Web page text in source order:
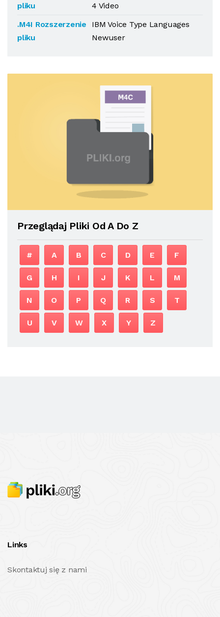
pliku
4 Video
.M4I Rozszerzenie
pliku
IBM Voice Type Languages
Newuser
Przeglądaj Pliki Od A Do Z
# A B C D E F
G H I J K L M
N O P Q R S T
U V W X Y Z
Links
Skontaktuj się z nami